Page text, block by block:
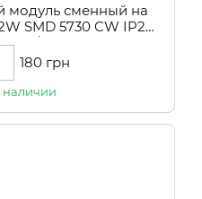
модуль сменный на
SMD 5730 CW IP20
03/24)
180 грн
наличии